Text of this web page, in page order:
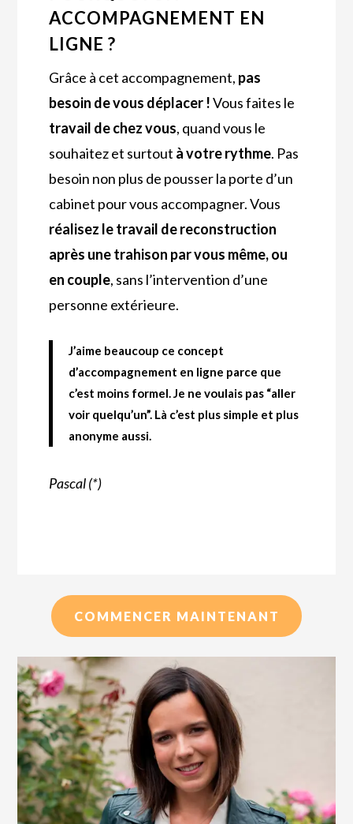
ACCOMPAGNEMENT EN
LIGNE ?
Grâce à cet accompagnement, pas
besoin de vous déplacer !Vous faites le
travail de chez vous, quand vous le
souhaitez et surtout à votre rythme. Pas
besoin non plus de pousser la porte d’un
cabinet pour vous accompagner. Vous
réalisez le travail de reconstruction
après une trahison par vous même, ou
en couple, sans l’intervention d’une
personne extérieure.
J’aime beaucoup ce concept
d’accompagnement en ligne parce que
c’est moins formel.Je ne voulais pas “aller
voir quelqu’un”. Là c’est plus simple et plus
anonyme aussi.
Pascal (*)
COMMENCER MAINTENANT